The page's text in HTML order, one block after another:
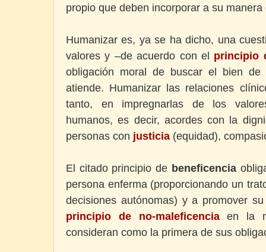
propio que deben incorporar a su
Humanizar es, ya se ha dicho, una
valores y –de acuerdo con el principio
obligación moral de buscar el bien
atiende. Humanizar las relaciones
tanto, en impregnarlas de los
humanos, es decir, acordes con la
personas con justicia (equidad),
El citado principio de beneficencia
persona enferma (proporcionando un
decisiones autónomas) y a promover
principio de no-maleficenciaen la
consideran como la primera de sus